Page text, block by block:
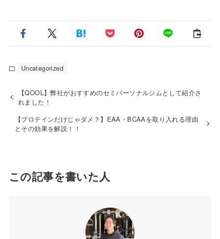
Uncategorized
【QOOL】弊社がおすすめのセミパーソナルジムとして紹介さ
れました！
【プロテインだけじゃダメ？】EAA・BCAAを取り入れる理由
とその効果を解説！！
この記事を書いた人